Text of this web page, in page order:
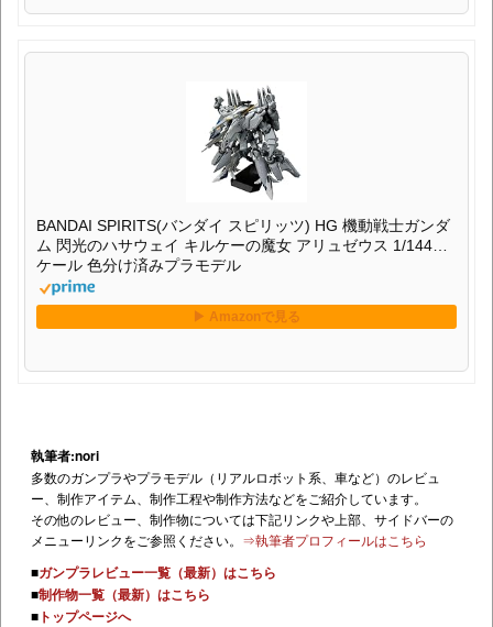
BANDAI SPIRITS(バンダイ スピリッツ) HG 機動戦士ガンダ
ム 閃光のハサウェイ キルケーの魔女 アリュゼウス 1/144ス
ケール 色分け済みプラモデル
執筆者:nori
多数のガンプラやプラモデル（リアルロボット系、車など）のレビュ
ー、制作アイテム、制作工程や制作方法などをご紹介しています。
その他のレビュー、制作物については下記リンクや上部、サイドバーの
メニューリンクをご参照ください。 ⇒執筆者プロフィールはこちら
■ガンプラレビュー一覧（最新）はこちら
■制作物一覧（最新）はこちら
■ トップページへ